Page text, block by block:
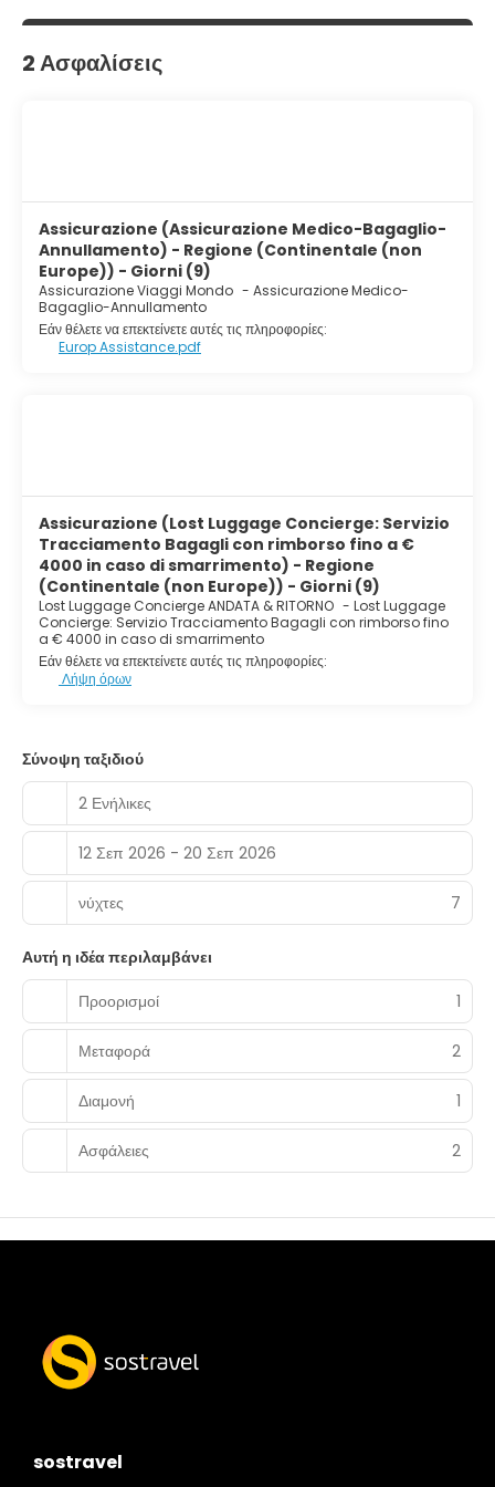
στεγνοκαθαριστηρίου/πλυντηρίων, ρεσεψιόν όλο το 24ωρο και
πολύγλωσσο προσωπικό.
2 Ασφαλίσεις
Assicurazione (Assicurazione Medico-Bagaglio-
Annullamento) - Regione (Continentale (non
Europe)) - Giorni (9)
Assicurazione Viaggi Mondo - Assicurazione Medico-
Bagaglio-Annullamento
Εάν θέλετε να επεκτείνετε αυτές τις πληροφορίες:
Europ Assistance.pdf
Assicurazione (Lost Luggage Concierge: Servizio
Tracciamento Bagagli con rimborso fino a €
4000 in caso di smarrimento) - Regione
(Continentale (non Europe)) - Giorni (9)
Lost Luggage Concierge ANDATA & RITORNO - Lost Luggage
Concierge: Servizio Tracciamento Bagagli con rimborso fino
a € 4000 in caso di smarrimento
Εάν θέλετε να επεκτείνετε αυτές τις πληροφορίες:
Λήψη όρων
Σύνοψη ταξιδιού
2 Ενήλικες
12 Σεπ 2026 - 20 Σεπ 2026
νύχτες 7
Αυτή η ιδέα περιλαμβάνει
Προορισμοί
1
Μεταφορά 2
Διαμονή 1
Ασφάλειες 2
sostravel